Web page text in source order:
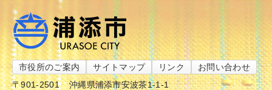
市役所のご案内 サイトマップ リンク
お問い合わせ
〒901-2501
沖縄県浦添市安波茶1-1-1